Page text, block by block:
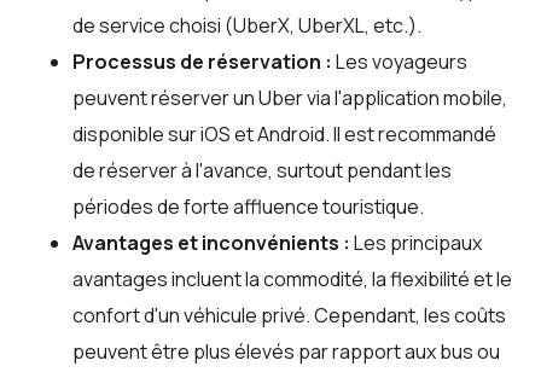
de service choisi (UberX, UberXL, etc.).
Processus de réservation : Les voyageurs
peuvent réserver un Uber via l'application mobile,
disponible sur iOS et Android. Il est recommandé
de réserver à l'avance, surtout pendant les
périodes de forte affluence touristique.
Avantages et inconvénients : Les principaux
avantages incluent la commodité, la flexibilité et le
confort d'un véhicule privé. Cependant, les coûts
peuvent être plus élevés par rapport aux bus ou